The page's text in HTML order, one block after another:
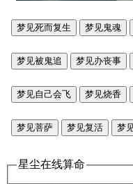
梦见死而复生 梦见鬼魂
梦见被鬼追 梦见办丧事
梦见自己会飞 梦见烧香
梦见菩萨 梦见复活 梦
星尘在线算命